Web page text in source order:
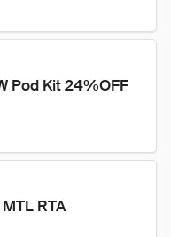
Pod Kit 24%OFF
RTA